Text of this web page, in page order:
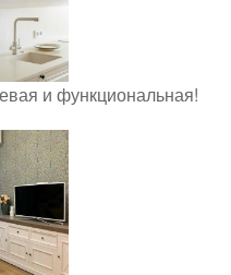
и функциональная!